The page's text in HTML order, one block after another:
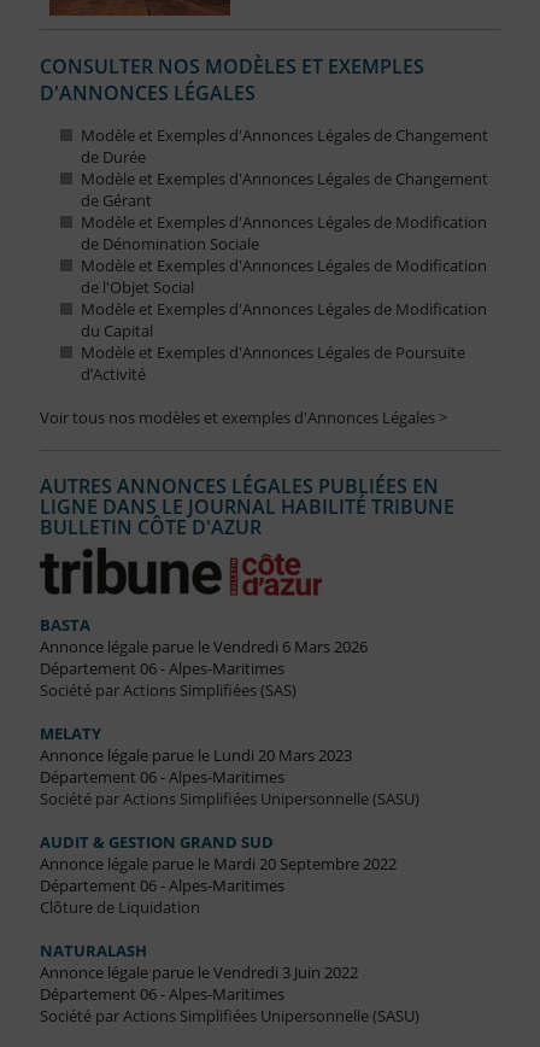
CONSULTER NOS MODÈLES ET EXEMPLES
D'ANNONCES LÉGALES
Modèle et Exemples d'Annonces Légales de Changement
de Durée
Modèle et Exemples d'Annonces Légales de Changement
de Gérant
Modèle et Exemples d'Annonces Légales de Modification
de Dénomination Sociale
Modèle et Exemples d'Annonces Légales de Modification
de l'Objet Social
Modèle et Exemples d'Annonces Légales de Modification
du Capital
Modèle et Exemples d'Annonces Légales de Poursuite
d’Activité
Voir tous nos modèles et exemples d'Annonces Légales >
AUTRES ANNONCES LÉGALES PUBLIÉES EN
LIGNE DANS LE JOURNAL HABILITÉ TRIBUNE
BULLETIN CÔTE D'AZUR
BASTA
Annonce légale parue le Vendredi 6 Mars 2026
Département 06 - Alpes-Maritimes
Société par Actions Simplifiées (SAS)
MELATY
Annonce légale parue le Lundi 20 Mars 2023
Département 06 - Alpes-Maritimes
Société par Actions Simplifiées Unipersonnelle (SASU)
AUDIT & GESTION GRAND SUD
Annonce légale parue le Mardi 20 Septembre 2022
Département 06 - Alpes-Maritimes
Clôture de Liquidation
NATURALASH
Annonce légale parue le Vendredi 3 Juin 2022
Département 06 - Alpes-Maritimes
Société par Actions Simplifiées Unipersonnelle (SASU)